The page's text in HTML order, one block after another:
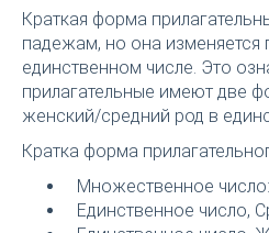
Краткая форма
падежам, но она изменяется
единственном числе. Это
прилагательные имеют две
женский/средний род в
Кратка форма
Множественное число:
Единственное число,